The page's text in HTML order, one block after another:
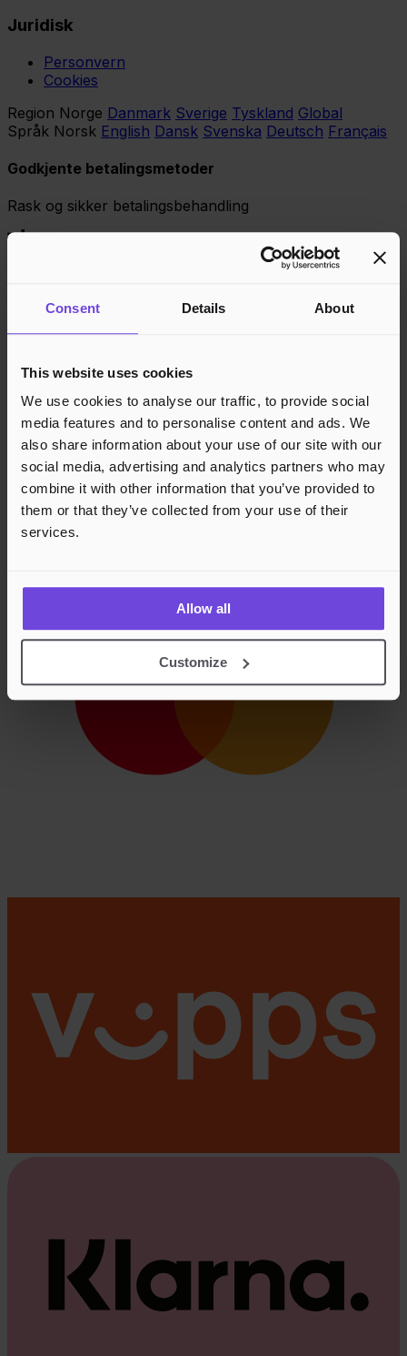
Consent Details About
This website uses cookies
We use cookies to analyse our traffic, to provide social
media features and to personalise content and ads. We
also share information about your use of our site with our
social media, advertising and analytics partners who may
combine it with other information that you’ve provided to
them or that they’ve collected from your use of their
services.
Allow all
Customize
Juridisk
Personvern
Cookies
Region Norge Danmark Sverige Tyskland Global
Språk Norsk English Dansk Svenska Deutsch Français
Godkjente betalingsmetoder
Rask og sikker betalingsbehandling